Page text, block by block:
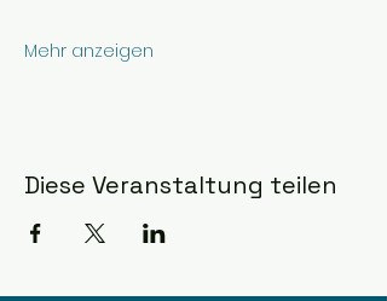
Mehr anzeigen
Diese Veranstaltung teilen